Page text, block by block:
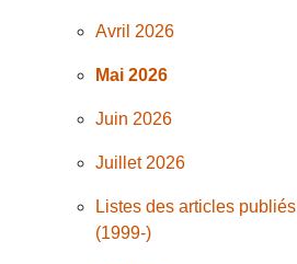
Avril 2026
Mai 2026
Juin 2026
Juillet 2026
Listes des articles publiés
(1999-)